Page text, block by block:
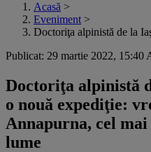
Acasă >
Eveniment >
Doctoriţa alpinistă de la
Publicat: 29 martie 2022, 15:40
Doctoriţa alpinistă
o nouă expediţie:
Annapurna, cel
lume